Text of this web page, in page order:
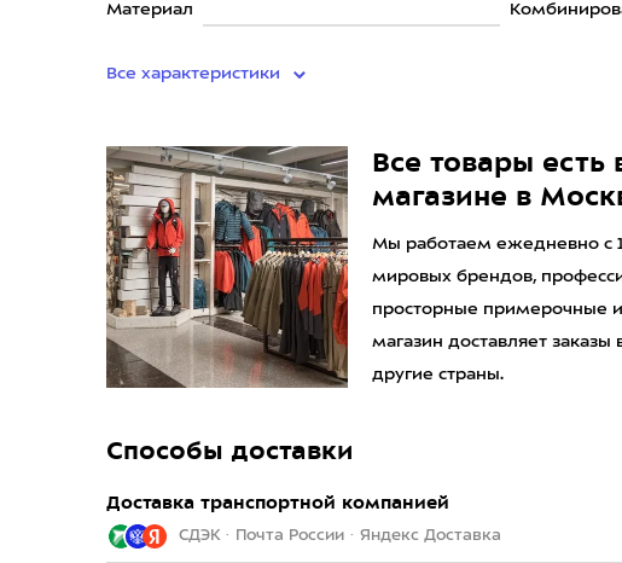
Материал
Все характеристики
Все товары есть
магазине в
Мы работаем ежедневно с
мировых брендов,
просторные примерочные
магазин доставляет
другие страны.
Способы доставки
Доставка транспортной компанией
СДЭК · Почта России · Яндекс Доставка